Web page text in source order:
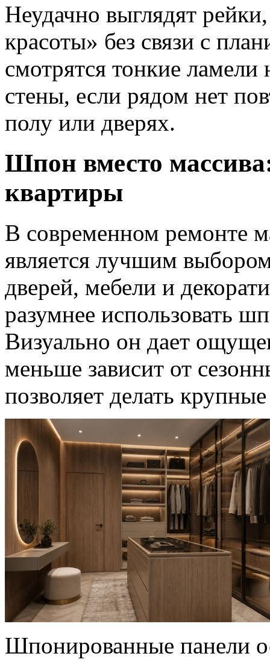
Неудачно выглядят
красоты» без связи с
смотрятся тонкие
стены, если рядом нет
полу или дверях.
Шпон вместо
квартиры
В современном ремонте
является лучшим
дверей, мебели и
разумнее использовать
Визуально он дает
меньше зависит от
позволяет делать
Шпонированные панели